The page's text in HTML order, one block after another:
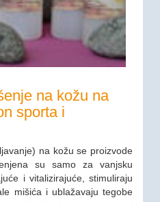
na kožu na
sporta i
na kožu se proizvode
su samo za vanjsku
i vitalizirajuće, stimuliraju
mišića i ublažavaju tegobe